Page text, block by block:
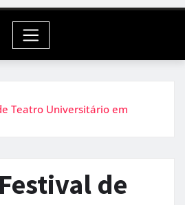
Teatro Universitário em
de